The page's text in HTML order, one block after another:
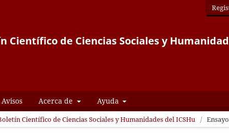
Científico de Ciencias Sociales y
Avisos Acerca de Ayuda
Científico de Ciencias Sociales y Humanidades del ICSHu /